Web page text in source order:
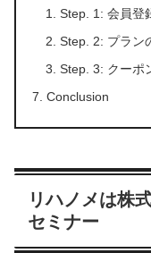
Step. 1: 会員登
Step. 2: プラン
Step. 3: クーポ
Conclusion
リハノメは株
セミナー